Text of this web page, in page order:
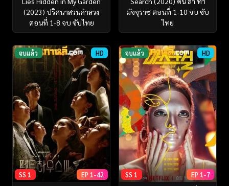
(2023) ปริศนาสวนคำลวง
ตอนที่ 1-8 จบ ซับไทย
มัจจุราช ตอนที่ 1-10 จบ ซับ
ไทย
จบแล้ว HD
SS 1 EP 1-42
จบแล้ว HD
SS 1 EP 1-7